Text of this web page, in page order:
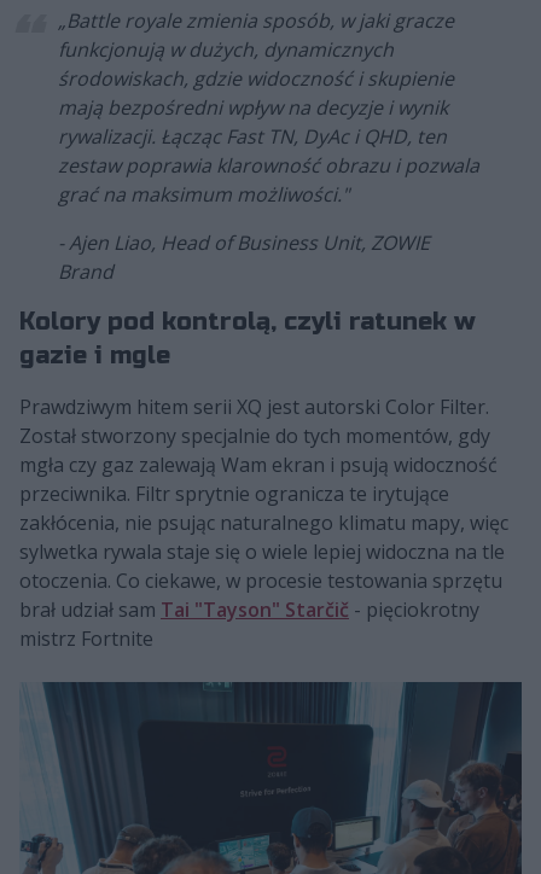
„Battle royale zmienia sposób, w jaki gracze
funkcjonują w dużych, dynamicznych
środowiskach, gdzie widoczność i skupienie
mają bezpośredni wpływ na decyzje i wynik
rywalizacji. Łącząc Fast TN, DyAc i QHD, ten
zestaw poprawia klarowność obrazu i pozwala
grać na maksimum możliwości."
- Ajen Liao, Head of Business Unit, ZOWIE
Brand
Kolory pod kontrolą, czyli ratunek w
gazie i mgle
Prawdziwym hitem serii XQ jest autorski Color Filter.
Został stworzony specjalnie do tych momentów, gdy
mgła czy gaz zalewają Wam ekran i psują widoczność
przeciwnika. Filtr sprytnie ogranicza te irytujące
zakłócenia, nie psując naturalnego klimatu mapy, więc
sylwetka rywala staje się o wiele lepiej widoczna na tle
otoczenia. Co ciekawe, w procesie testowania sprzętu
brał udział sam Tai "Tayson" Starčič - pięciokrotny
mistrz Fortnite